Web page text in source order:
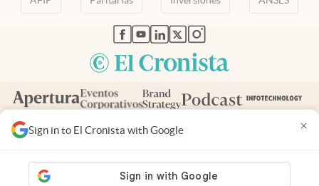
Sign in to El Cronista with Google ×
abre en nueva pestaña
abre en nueva pestaña
abre en nueva pestaña
abre en nueva pestaña
abre en nueva pestaña
ContactoCanales de WhatsAppSuscribite
Portal de ProveedoresTrabajá con nosotros